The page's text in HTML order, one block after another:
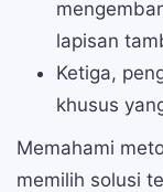
lapisan
Ketiga,
khusus
Memahami
memilih solusi